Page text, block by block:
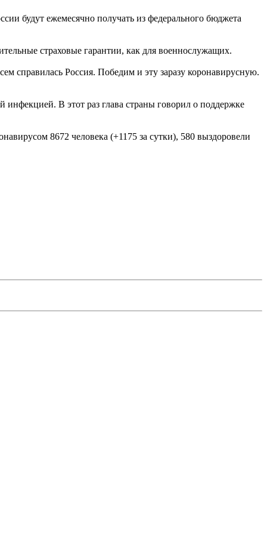
будут ежемесячно получать из федерального бюджета
страховые гарантии, как для военнослужащих.
справилась Россия. Победим и эту заразу коронавирусную.
В этот раз глава страны говорил о поддержке
8672 человека (+1175 за сутки), 580 выздоровели